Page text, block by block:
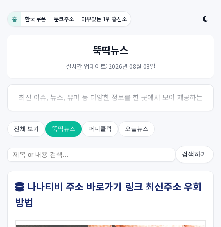
홈 한국 쿠폰 툰코주소 이유있는 1위 흥신소
뚝딱뉴스
실시간 업데이트: 2026년 08월 08일
최신 이슈, 뉴스, 유머 등 다양한 정보를 한 곳에서 모아 제공하는
사이트입니다. 오늘의 핫이슈를 한눈에 살펴보세요.
전체 보기 뚝딱뉴스 머니클릭 오늘뉴스
검색하기
나나티비 주소 바로가기 링크 최신주소 우회
방법